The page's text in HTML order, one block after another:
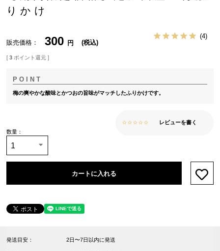
りかけ
販売価格 300 税込
4
[ 3 ポイント還元 ]
梅の爽やかな酸味とかつおの旨味がマッチしたふりかけです。
レビューを書く
カートに入れる
発送目安： 2日〜7日以内に発送